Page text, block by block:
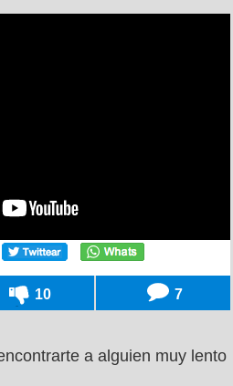
10 7
a alguien muy lento